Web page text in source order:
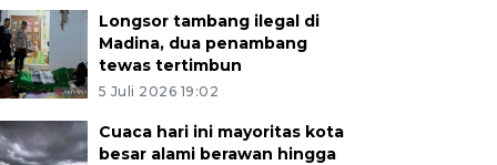
Longsor tambang ilegal di
Madina, dua penambang
tewas tertimbun
5 Juli 2026 19:02
Cuaca hari ini mayoritas kota
besar alami berawan hingga